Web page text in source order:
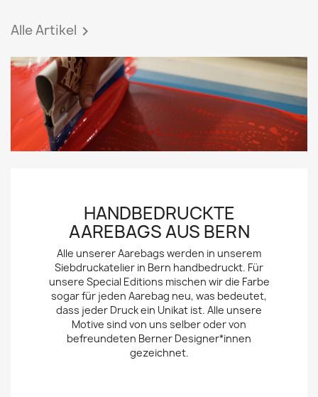
Alle Artikel 
HANDBEDRUCKTE
AAREBAGS AUS BERN
Alle unserer Aarebags werden in unserem
Siebdruckatelier in Bern handbedruckt. Für
unsere Special Editions mischen wir die Farbe
sogar für jeden Aarebag neu, was bedeutet,
dass jeder Druck ein Unikat ist. Alle unsere
Motive sind von uns selber oder von
befreundeten Berner Designer*innen
gezeichnet.